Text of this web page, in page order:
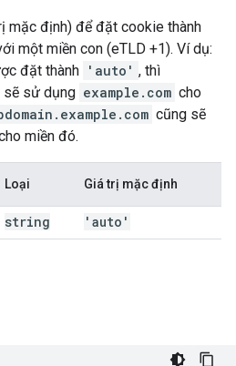
mặc định) để đặt cookie thành
một miền con (eTLD +1). Ví dụ:
đặt thành 'auto' , thì
sẽ sử dụng example.com cho
cũng sẽ
miền đó.
Loại Giá trị mặc định
string 'auto'